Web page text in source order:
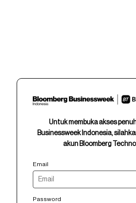
Untuk membuka akses
Businessweek Indonesia,
akun Bloomberg
Email
Password